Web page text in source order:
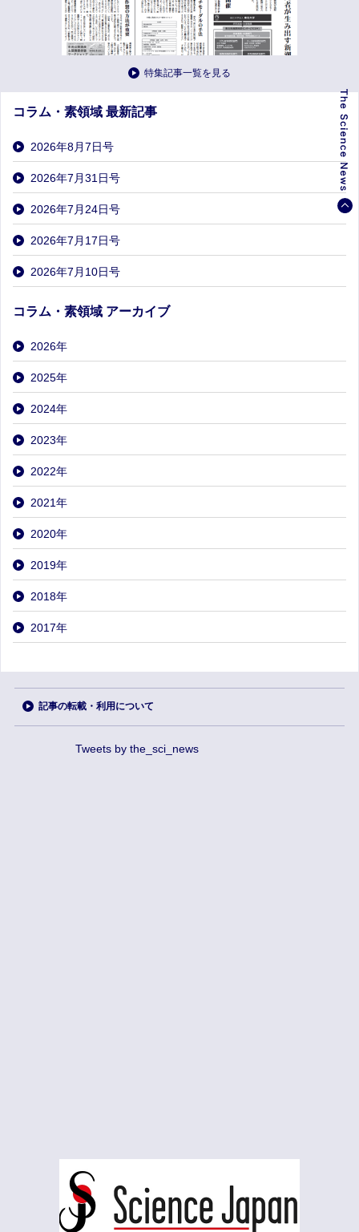
特集記事一覧を見る
コラム・素領域 最新記事
2026年8月7日号
2026年7月31日号
2026年7月24日号
2026年7月17日号
2026年7月10日号
コラム・素領域 アーカイブ
2026年
2025年
2024年
2023年
2022年
2021年
2020年
2019年
2018年
2017年
記事の転載・利用について
Tweets by the_sci_news